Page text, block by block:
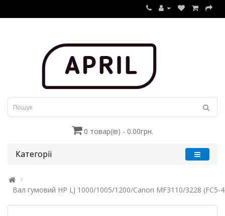
0 товар(ів) - 0.00грн.
Категорії
Вал гумовий HP LJ 1000/1005/1200/Canon MF3110/3228 (FC5-